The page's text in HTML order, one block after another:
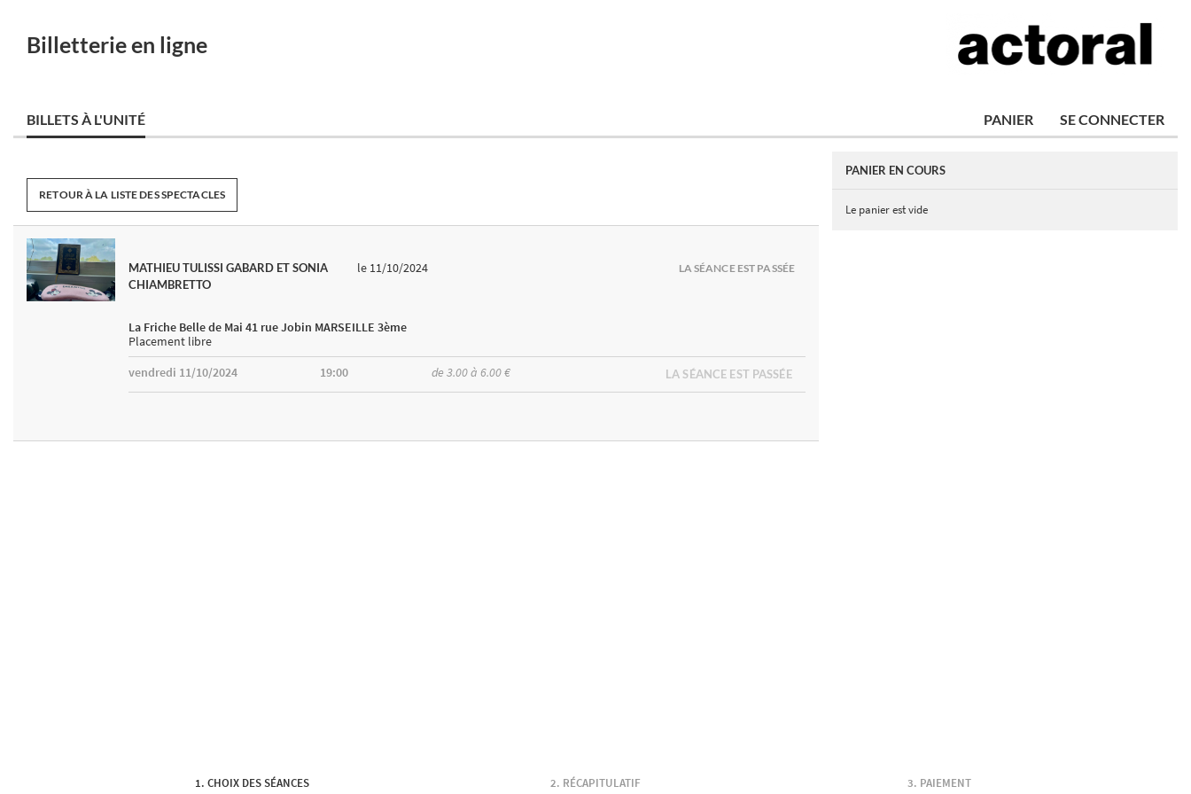
Billetterie en ligne
BILLETS À L'UNITÉ PANIER SE CONNECTER
RETOUR À LA LISTE DES SPECTACLES
MATHIEU TULISSI GABARD ET SONIA
CHIAMBRETTO
le 11/10/2024 LA SÉANCE EST PASSÉE
La Friche Belle de Mai 41 rue Jobin MARSEILLE 3ème
Placement libre
vendredi 11/10/2024
19:00 de 3.00 à 6.00 € LA SÉANCE EST PASSÉE
PANIER EN COURS
Le panier est vide
CHOIX DES SÉANCES RÉCAPITULATIF PAIEMENT